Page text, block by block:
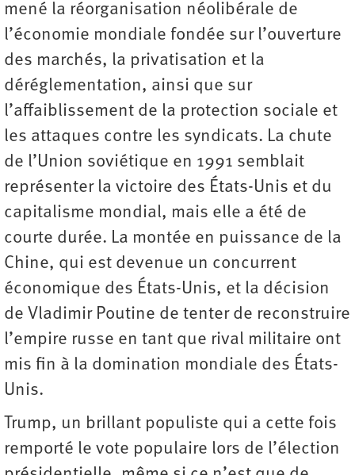
mené la réorganisation néolibérale de
l’économie mondiale fondée sur l’ouverture
des marchés, la privatisation et la
déréglementation, ainsi que sur
l’affaiblissement de la protection sociale et
les attaques contre les syndicats. La chute
de l’Union soviétique en 1991 semblait
représenter la victoire des États-Unis et du
capitalisme mondial, mais elle a été de
courte durée. La montée en puissance de la
Chine, qui est devenue un concurrent
économique des États-Unis, et la décision
de Vladimir Poutine de tenter de reconstruire
l’empire russe en tant que rival militaire ont
mis fin à la domination mondiale des États-
Unis.
Trump, un brillant populiste qui a cette fois
remporté le vote populaire lors de l’élection